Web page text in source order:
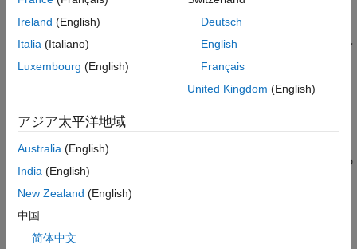
ルのコンテンツ、タイトル、スタイル、および幅を指定します。
table= mlreportgen.report.BaseTable(content
はテーブル レ
ポーターを作成し、
プロパティを
table= mlreportgen.report.BaseTable(
は、名前と値の引数を使用してプロパティを設定します。複数の
名前と値の引数を任意の順番で指定できます。
プロパティ
すべて展開する
Ireland (English)
Italia (Italiano)
Luxembourg (English)
Deutsch
English
Français
United Kingdom (English)
アジア太平洋地域
Australia (English)
India (English)
New Zealand (English)
中国
简体中文